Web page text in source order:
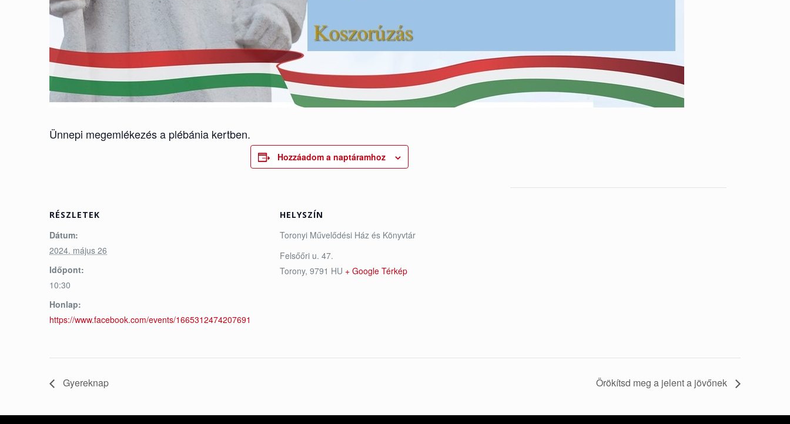
Ünnepi megemlékezés a plébánia kertben.
Hozzáadom a naptáramhoz
RÉSZLETEK
Dátum:
2024. május 26
Időpont:
10:30
Honlap:
https://www.facebook.com/events/1665312474207691
HELYSZÍN
Toronyi Művelődési Ház és Könyvtár
Felsőőri u. 47.
Torony, 9791 HU + Google Térkép
Gyereknap Örökítsd meg a jelent a jövőnek